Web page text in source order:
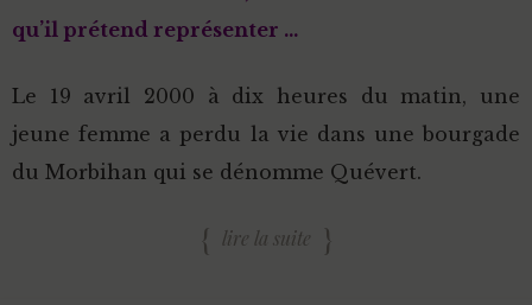
qu’il prétend représenter …
Le 19 avril 2000 à dix heures du matin, une
jeune femme a perdu la vie dans une bourgade
du Morbihan qui se dénomme Quévert.
lire la suite